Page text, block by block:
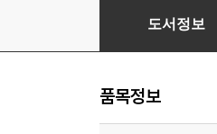
오스팅 가족
도서정보
품목정보